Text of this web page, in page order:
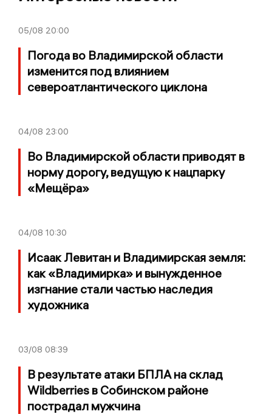
05/08 20:00
Погода во Владимирской области
изменится под влиянием
североатлантического циклона
04/08 23:00
Во Владимирской области приводят в
норму дорогу, ведущую к нацпарку
«Мещёра»
04/08 10:30
Исаак Левитан и Владимирская земля:
как «Владимирка» и вынужденное
изгнание стали частью наследия
художника
03/08 08:39
В результате атаки БПЛА на склад
Wildberries в Собинском районе
пострадал мужчина